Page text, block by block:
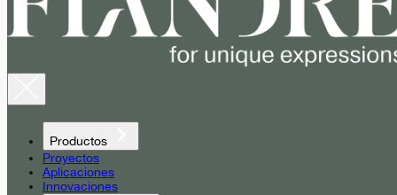
Productos
Proyectos
Aplicaciones
Innovaciones